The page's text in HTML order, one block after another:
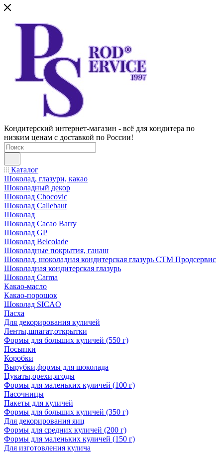
Кондитерский интернет-магазин - всё для кондитера по
низким ценам с доставкой по России!
Каталог
Шоколад, глазури, какао
Шоколадный декор
Шоколад Chocovic
Шоколад Callebaut
Шоколад
Шоколад Cacao Barry
Шоколад GP
Шоколад Belcolade
Шоколадные покрытия, ганаш
Шоколад, шоколадная кондитерская глазурь СТМ Продсервис
Шоколадная кондитерская глазурь
Шоколад Carma
Какао-масло
Какао-порошок
Шоколад SICAO
Пасха
Для декорирования куличей
Ленты,шпагат,открытки
Формы для больших куличей (550 г)
Посыпки
Коробки
Вырубки,формы для шоколада
Цукаты,орехи,ягоды
Формы для маленьких куличей (100 г)
Пасочницы
Пакеты для куличей
Формы для больших куличей (350 г)
Для декорирования яиц
Формы для средних куличей (200 г)
Формы для маленьких куличей (150 г)
Для изготовления кулича